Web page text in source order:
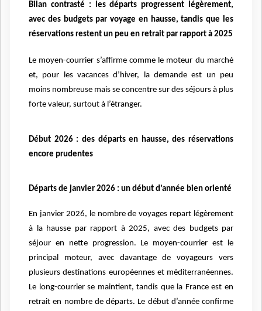
Bilan contrasté : les départs progressent légèrement,
avec des budgets par voyage en hausse, tandis que les
réservations restent un peu en retrait par rapport à 2025
Le moyen-courrier s’affirme comme le moteur du marché
et, pour les vacances d’hiver, la demande est un peu
moins nombreuse mais se concentre sur des séjours à plus
forte valeur, surtout à l’étranger.
Début 2026 : des départs en hausse, des réservations
encore prudentes
Départs de janvier 2026 : un début d’année bien orienté
En janvier 2026, le nombre de voyages repart légèrement
à la hausse par rapport à 2025, avec des budgets par
séjour en nette progression. Le moyen-courrier est le
principal moteur, avec davantage de voyageurs vers
plusieurs destinations européennes et méditerranéennes.
Le long-courrier se maintient, tandis que la France est en
retrait en nombre de départs. Le début d’année confirme